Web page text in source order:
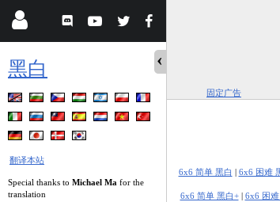
黑白
翻译本站
Special thanks to Michael Ma for the
translation
固定广告
6x6 简单 黑白 | 6x6 困难
6x6 简单 黑白+| 6x6 困